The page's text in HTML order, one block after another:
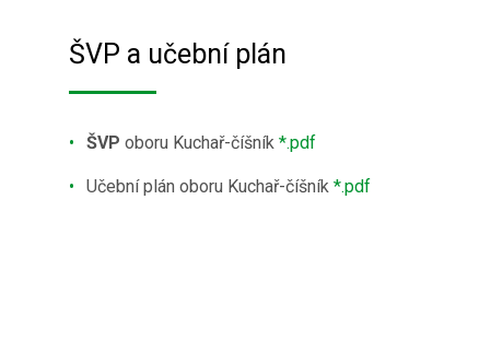
ŠVP a učební plán
ŠVP oboru Kuchař-číšník *.pdf
Učební plán oboru Kuchař-číšník *.pdf